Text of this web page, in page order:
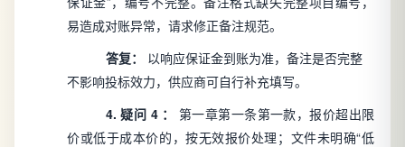
易造成对账异常，请求修正备注规范。
答复： 以响应保证金到账为准，备注是否完整
不影响投标效力，供应商可自行补充填写。
4.疑问 4 ： 第一章第一条第一款，报价超出限
价或低于成本价的，按无效报价处理；文件未明确“低